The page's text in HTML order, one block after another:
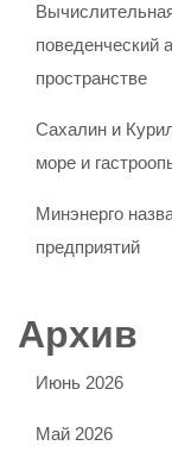
поведенческий
пространстве
Сахалин и
море и
Минэнерго
предприятий
Архив
Июнь 2026
Май 2026